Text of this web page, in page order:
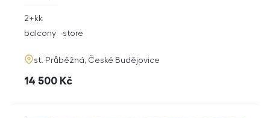
rozměry
disposition
2+kk
funkce
balcony store
adresa
st. Průběžná, České Budějovice
cena
14 500 Kč